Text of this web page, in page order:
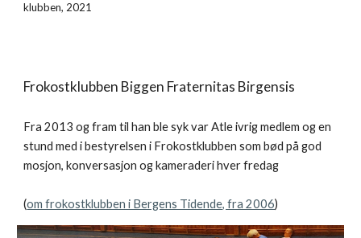
klubben, 2021
Frokostklubben Biggen Fraternitas Birgensis
Fra 2013 og fram til han ble syk var Atle ivrig medlem og en
stund med i bestyrelsen i Frokostklubben som bød på god
mosjon, konversasjon og kameraderi hver fredag
(om frokostklubben i Bergens Tidende, fra 2006)